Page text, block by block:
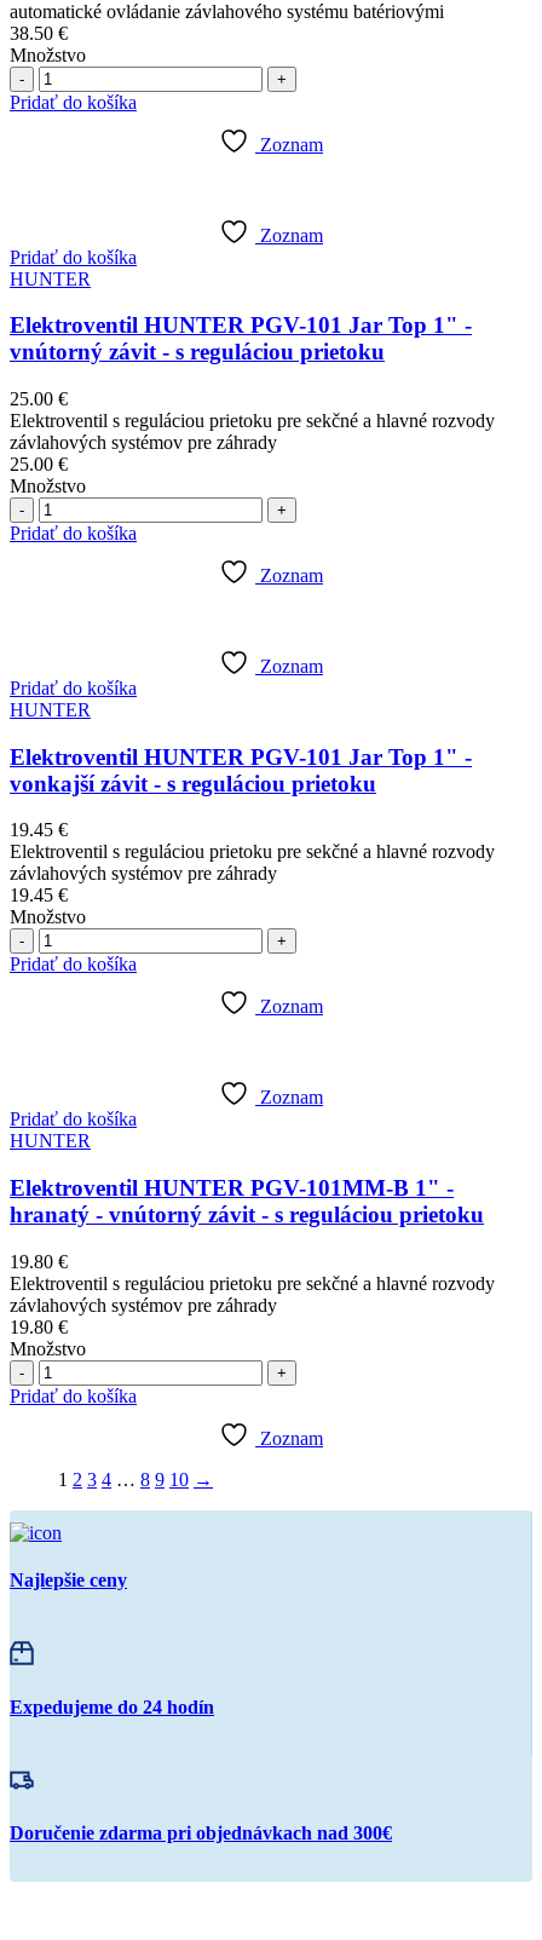
automatické ovládanie závlahového systému batériovými
38.50 €
Množstvo
Počet
Pridať do košíka
Zoznam
Zoznam
Pridať do košíka
HUNTER
Elektroventil HUNTER PGV-101 Jar Top 1" -
vnútorný závit - s reguláciou prietoku
25.00 €
Elektroventil s reguláciou prietoku pre sekčné a hlavné rozvody
závlahových systémov pre záhrady
25.00 €
Množstvo
Počet
Pridať do košíka
Zoznam
Zoznam
Pridať do košíka
HUNTER
Elektroventil HUNTER PGV-101 Jar Top 1" -
vonkajší závit - s reguláciou prietoku
19.45 €
Elektroventil s reguláciou prietoku pre sekčné a hlavné rozvody
závlahových systémov pre záhrady
19.45 €
Množstvo
Počet
Pridať do košíka
Zoznam
Zoznam
Pridať do košíka
HUNTER
Elektroventil HUNTER PGV-101MM-B 1" -
hranatý - vnútorný závit - s reguláciou prietoku
19.80 €
Elektroventil s reguláciou prietoku pre sekčné a hlavné rozvody
závlahových systémov pre záhrady
19.80 €
Množstvo
Počet
Pridať do košíka
Zoznam
1 2 3 4 … 8 9 10 →
Najlepšie ceny
Expedujeme do 24 hodín
Doručenie zdarma pri objednávkach nad 300€